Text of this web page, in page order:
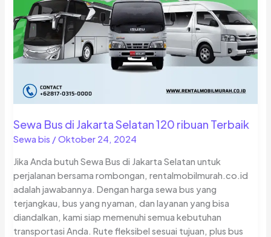
Sewa Bus di Jakarta Selatan 120 ribuan Terbaik
Sewa bis /Oktober 24, 2024
Jika Anda butuh Sewa Bus di Jakarta Selatan untuk
perjalanan bersama rombongan, rentalmobilmurah.co.id
adalah jawabannya. Dengan harga sewa bus yang
terjangkau, bus yang nyaman, dan layanan yang bisa
diandalkan, kami siap memenuhi semua kebutuhan
transportasi Anda. Rute fleksibel sesuai tujuan, plus bus